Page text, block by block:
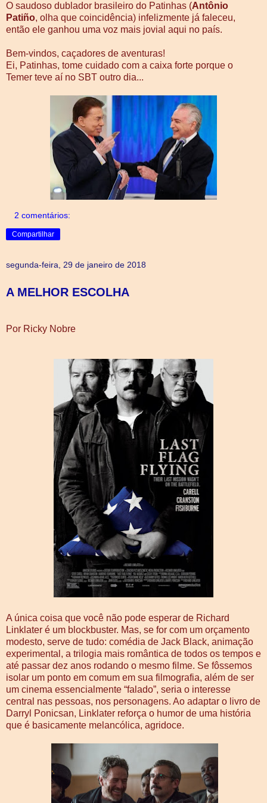
O saudoso dublador brasileiro do Patinhas (Antônio
Patiño, olha que coincidência) infelizmente já faleceu,
então ele ganhou uma voz mais jovial aqui no país.
Bem-vindos, caçadores de aventuras!
Ei, Patinhas, tome cuidado com a caixa forte porque o
Temer teve aí no SBT outro dia...
2 comentários:
Compartilhar
segunda-feira, 29 de janeiro de 2018
A MELHOR ESCOLHA
Por Ricky Nobre
A única coisa que você não pode esperar de Richard
Linklater é um blockbuster. Mas, se for com um orçamento
modesto, serve de tudo: comédia de Jack Black, animação
experimental, a trilogia mais romântica de todos os tempos e
até passar dez anos rodando o mesmo filme. Se fôssemos
isolar um ponto em comum em sua filmografia, além de ser
um cinema essencialmente “falado”, seria o interesse
central nas pessoas, nos personagens. Ao adaptar o livro de
Darryl Ponicsan, Linklater reforça o humor de uma história
que é basicamente melancólica, agridoce.